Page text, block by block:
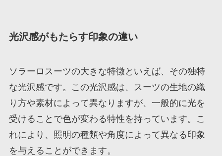
光沢感がもたらす印象の違い
ソラーロスーツの大きな特徴といえば、その独特
な光沢感です。この光沢感は、スーツの生地の織
り方や素材によって異なりますが、一般的に光を
受けることで色が変わる特性を持っています。こ
れにより、照明の種類や角度によって異なる印象
を与えることができます。